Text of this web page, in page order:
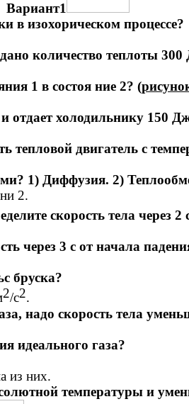
Вариант1
в изохорическом процессе?
количество теплоты
1 в состоя ние 2?
отдает холодильнику 150
двигатель с
1) Диффузия. 2)
2.
скорость тела через
через 3 с от начала
бруска?
2/с2.
надо скорость тела
идеального газа?
из них.
температуры и